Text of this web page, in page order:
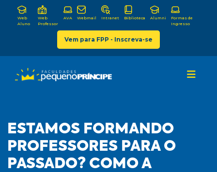
Web
Aluno
Web
Professor
AVA Webmail Intranet Biblioteca Alumni
Formas de
Ingresso
Vem para FPP - Inscreva-se
ESTAMOS FORMANDO
PROFESSORES PARA O
PASSADO? COMO A